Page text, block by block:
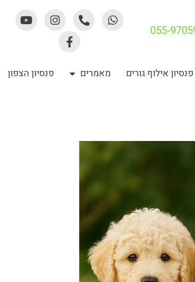
055-
פנסיון אילוף גורים מאמרים
פנסיון הצפון